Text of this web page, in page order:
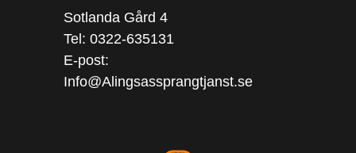
Sotlanda Gård 4
Tel: 0322-635131
E-post:
Info@Alingsassprangtjanst.se